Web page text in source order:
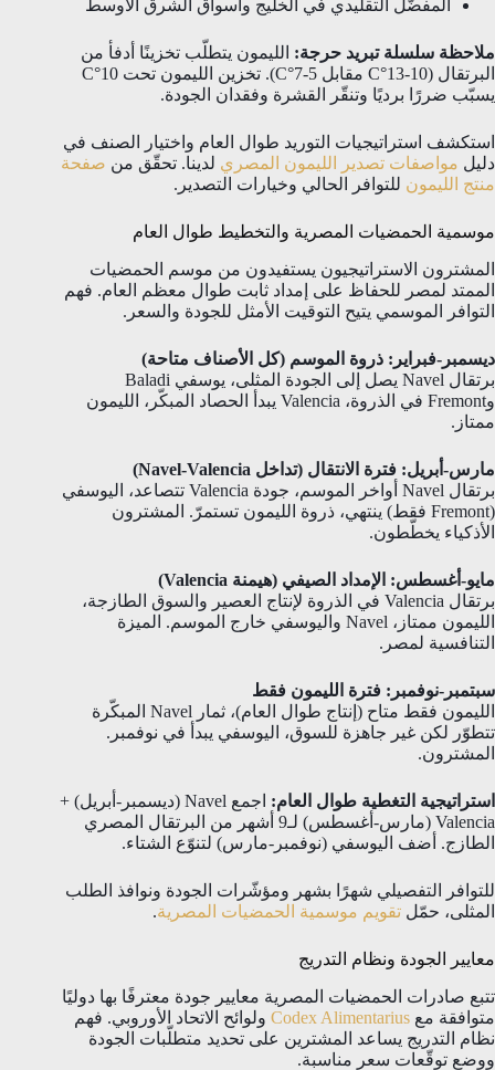
المفضّل التقليدي في الخليج وأسواق الشرق الأوسط
ملاحظة سلسلة تبريد حرجة: الليمون يتطلّب تخزينًا أدفأ من
البرتقال (10-13°C مقابل 5-7°C). تخزين الليمون تحت 10°C
يسبّب ضررًا برديًا وتنقّر القشرة وفقدان الجودة.
استكشف استراتيجيات التوريد طوال العام واختيار الصنف في
دليل مواصفات تصدير الليمون المصري لدينا. تحقّق من صفحة
منتج الليمون للتوافر الحالي وخيارات التصدير.
موسمية الحمضيات المصرية والتخطيط طوال العام
المشترون الاستراتيجيون يستفيدون من موسم الحمضيات
الممتد لمصر للحفاظ على إمداد ثابت طوال معظم العام. فهم
التوافر الموسمي يتيح التوقيت الأمثل للجودة والسعر.
ديسمبر-فبراير: ذروة الموسم (كل الأصناف متاحة)
برتقال Navel يصل إلى الجودة المثلى، يوسفي Baladi
وFremont في الذروة، Valencia يبدأ الحصاد المبكّر، الليمون
ممتاز.
مارس-أبريل: فترة الانتقال (تداخل Navel-Valencia)
برتقال Navel أواخر الموسم، جودة Valencia تتصاعد، اليوسفي
(Fremont فقط) ينتهي، ذروة الليمون تستمرّ. المشترون
الأذكياء يخطّطون.
مايو-أغسطس: الإمداد الصيفي (هيمنة Valencia)
برتقال Valencia في الذروة لإنتاج العصير والسوق الطازجة،
الليمون ممتاز، Navel واليوسفي خارج الموسم. الميزة
التنافسية لمصر.
سبتمبر-نوفمبر: فترة الليمون فقط
الليمون فقط متاح (إنتاج طوال العام)، ثمار Navel المبكّرة
تتطوّر لكن غير جاهزة للسوق، اليوسفي يبدأ في نوفمبر.
المشترون.
استراتيجية التغطية طوال العام:
اجمع Navel (ديسمبر-أبريل) +
Valencia (مارس-أغسطس) لـ9 أشهر من البرتقال المصري
الطازج. أضف اليوسفي (نوفمبر-مارس) لتنوّع الشتاء.
للتوافر التفصيلي شهرًا بشهر ومؤشّرات الجودة ونوافذ الطلب
المثلى، حمّل تقويم موسمية الحمضيات المصرية.
معايير الجودة ونظام التدريج
تتبع صادرات الحمضيات المصرية معايير جودة معترفًا بها دوليًا
متوافقة مع Codex Alimentarius ولوائح الاتحاد الأوروبي. فهم
نظام التدريج يساعد المشترين على تحديد متطلّبات الجودة
ووضع توقّعات سعر مناسبة.